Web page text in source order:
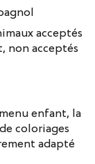
acceptés
non acceptés
enfant, la
coloriages
adapté